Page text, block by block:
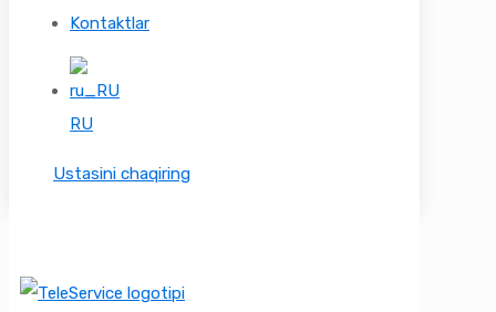
Kontaktlar
RU
Ustasini chaqiring